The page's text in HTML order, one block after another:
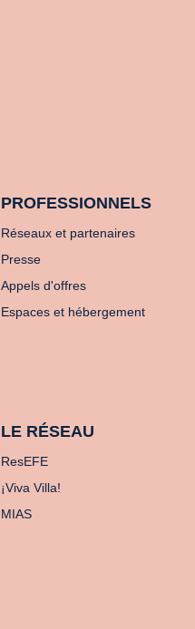
PROFESSIONNELS
Réseaux et partenaires
Presse
Appels d'offres
Espaces et hébergement
LE RÉSEAU
ResEFE
¡Viva Villa!
MIAS